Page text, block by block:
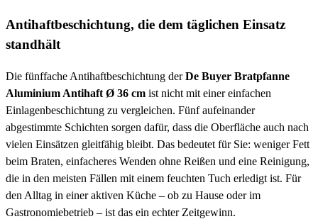
Antihaftbeschichtung, die dem täglichen Einsatz
standhält
Die fünffache Antihaftbeschichtung derDe Buyer Bratpfanne
Aluminium Antihaft Ø 36 cm ist nicht mit einer einfachen
Einlagenbeschichtung zu vergleichen. Fünf aufeinander
abgestimmte Schichten sorgen dafür, dass die Oberfläche auch nach
vielen Einsätzen gleitfähig bleibt. Das bedeutet für Sie: weniger Fett
beim Braten, einfacheres Wenden ohne Reißen und eine Reinigung,
die in den meisten Fällen mit einem feuchten Tuch erledigt ist. Für
den Alltag in einer aktiven Küche – ob zu Hause oder im
Gastronomiebetrieb – ist das ein echter Zeitgewinn.